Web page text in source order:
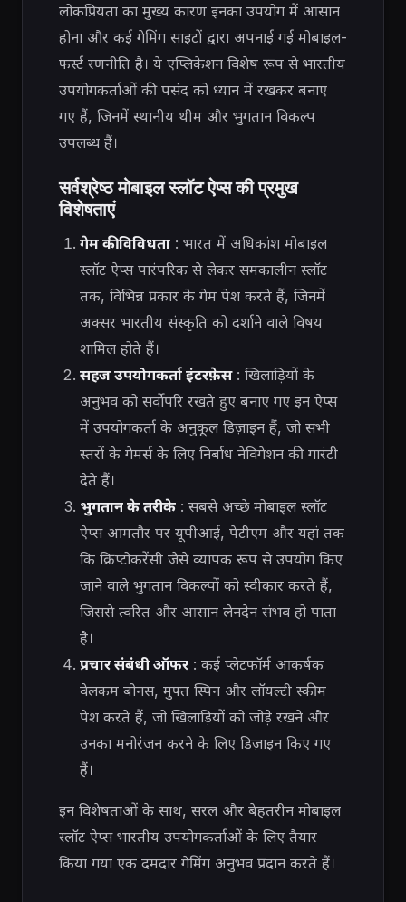
लोकप्रियता का मुख्य कारण इनका उपयोग में आसान
होना और कई गेमिंग साइटों द्वारा अपनाई गई मोबाइल-
फर्स्ट रणनीति है। ये एप्लिकेशन विशेष रूप से भारतीय
उपयोगकर्ताओं की पसंद को ध्यान में रखकर बनाए
गए हैं, जिनमें स्थानीय थीम और भुगतान विकल्प
उपलब्ध हैं।
सर्वश्रेष्ठ मोबाइल स्लॉट ऐप्स की प्रमुख
विशेषताएं
गेम की विविधता: भारत में अधिकांश मोबाइल
स्लॉट ऐप्स पारंपरिक से लेकर समकालीन स्लॉट
तक, विभिन्न प्रकार के गेम पेश करते हैं, जिनमें
अक्सर भारतीय संस्कृति को दर्शाने वाले विषय
शामिल होते हैं।
सहज उपयोगकर्ता इंटरफ़ेस: खिलाड़ियों के
अनुभव को सर्वोपरि रखते हुए बनाए गए इन ऐप्स
में उपयोगकर्ता के अनुकूल डिज़ाइन हैं, जो सभी
स्तरों के गेमर्स के लिए निर्बाध नेविगेशन की गारंटी
देते हैं।
भुगतान के तरीके: सबसे अच्छे मोबाइल स्लॉट
ऐप्स आमतौर पर यूपीआई, पेटीएम और यहां तक
​​कि क्रिप्टोकरेंसी जैसे व्यापक रूप से उपयोग किए
जाने वाले भुगतान विकल्पों को स्वीकार करते हैं,
जिससे त्वरित और आसान लेनदेन संभव हो पाता
है।
प्रचार संबंधी ऑफर: कई प्लेटफॉर्म आकर्षक
वेलकम बोनस, मुफ्त स्पिन और लॉयल्टी स्कीम
पेश करते हैं, जो खिलाड़ियों को जोड़े रखने और
उनका मनोरंजन करने के लिए डिज़ाइन किए गए
हैं।
इन विशेषताओं के साथ, सरल और बेहतरीन मोबाइल
स्लॉट ऐप्स भारतीय उपयोगकर्ताओं के लिए तैयार
किया गया एक दमदार गेमिंग अनुभव प्रदान करते हैं।